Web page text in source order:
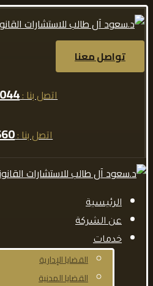
تواصل معنا
اتصل بنا :50 966+
اتصل بنا :
الرئيسية
عن الشركة
خدمات
القضايا الإدارية
القضايا المدنية